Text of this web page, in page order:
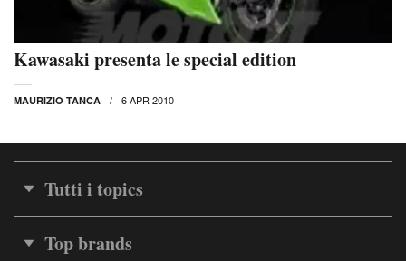
Kawasaki presenta le special edition
MAURIZIO TANCA 6 APR 2010
Tutti i topics
Top brands